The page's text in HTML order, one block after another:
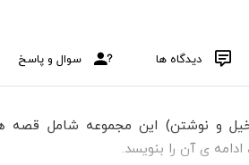
دیدگاه ها سوال و پاسخ
و نوشتن) این مجموعه شامل قصه
ی آن را بنویسد.